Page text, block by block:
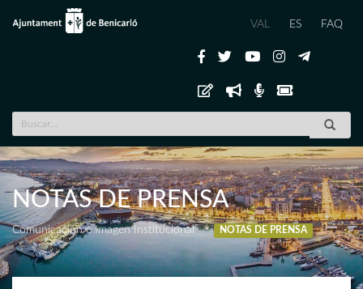
VAL ES FAQ
NOTAS DE PRENSA
Comunicación e Imagen Institucional NOTAS DE PRENSA